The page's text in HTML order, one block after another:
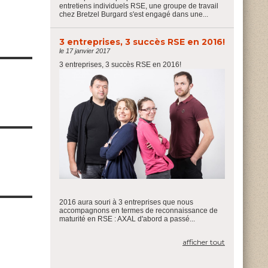
entretiens individuels RSE, une groupe de travail
chez Bretzel Burgard s'est engagé dans une...
3 entreprises, 3 succès RSE en 2016!
le 17 janvier 2017
3 entreprises, 3 succès RSE en 2016!
2016 aura souri à 3 entreprises que nous
accompagnons en termes de reconnaissance de
maturité en RSE : AXAL d'abord a passé...
afficher tout